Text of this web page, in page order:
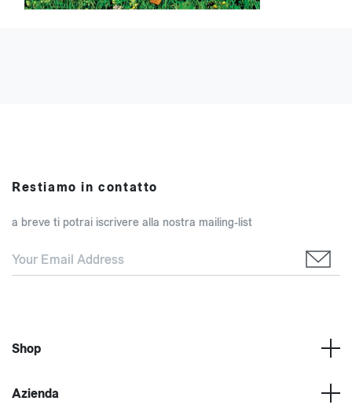
Restiamo in contatto
a breve ti potrai iscrivere alla nostra mailing-list
Shop
Azienda